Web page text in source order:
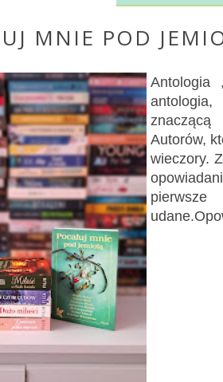
MNIE POD
Antologia
znaczącą
Autorów,
wieczory.